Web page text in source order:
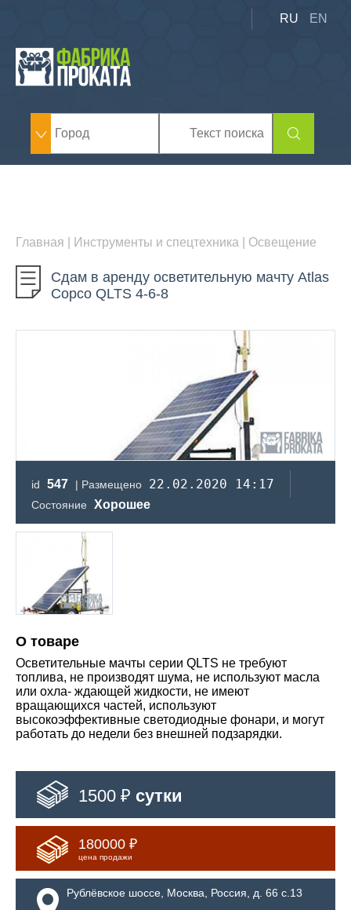
RU EN
Главная Инструменты и спецтехника Освещение
Сдам в аренду осветительную мачту Atlas
Copco QLTS 4-6-8
id 547 | Размещено 22.02.2020 14:17
Состояние Хорошее
О товаре
Осветительные мачты серии QLTS не требуют
топлива, не производят шума, не используют масла
или охла- ждающей жидкости, не имеют
вращающихся частей, используют
высокоэффективные светодиодные фонари, и могут
работать до недели без внешней подзарядки.
1500 ₽ сутки
180000 ₽
цена продажи
Рублёвское шоссе, Москва, Россия, д. 66 с.13